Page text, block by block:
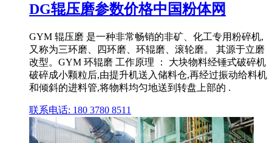
DG辊压磨参数价格中国粉体网
GYM 辊压磨 是一种非常畅销的非矿、化工专用粉碎机,
又称为三环磨、四环磨、环辊磨、滚轮磨。 其源于立磨
改型。GYM 环辊磨 工作原理 ： 大块物料经锤式破碎机
破碎成小颗粒后,由提升机送入储料仓,再经过振动给料机
和倾斜的进料管,将物料均匀地送到转盘上部的 .
联系电话: 180 3780 8511